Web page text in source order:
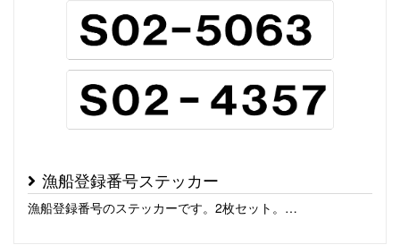
漁船登録番号ステッカー
漁船登録番号のステッカーです。2枚セット。…